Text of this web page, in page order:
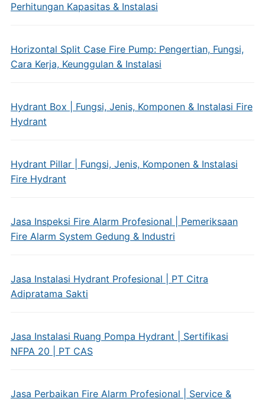
Perhitungan Kapasitas & Instalasi
Horizontal Split Case Fire Pump: Pengertian, Fungsi,
Cara Kerja, Keunggulan & Instalasi
Hydrant Box | Fungsi, Jenis, Komponen & Instalasi Fire
Hydrant
Hydrant Pillar | Fungsi, Jenis, Komponen & Instalasi
Fire Hydrant
Jasa Inspeksi Fire Alarm Profesional | Pemeriksaan
Fire Alarm System Gedung & Industri
Jasa Instalasi Hydrant Profesional | PT Citra
Adipratama Sakti
Jasa Instalasi Ruang Pompa Hydrant | Sertifikasi
NFPA 20 | PT CAS
Jasa Perbaikan Fire Alarm Profesional | Service &